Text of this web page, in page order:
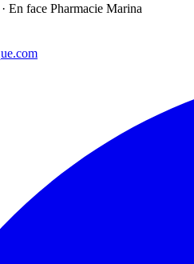
En face Pharmacie Marina